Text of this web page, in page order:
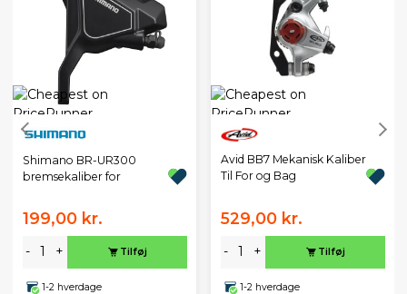
Shimano BR-UR300
bremsekaliber for
199,00 kr.
- + Tilføj
1-2 hverdage
Avid BB7 Mekanisk Kaliber
Til For og Bag
529,00 kr.
- + Tilføj
1-2 hverdage